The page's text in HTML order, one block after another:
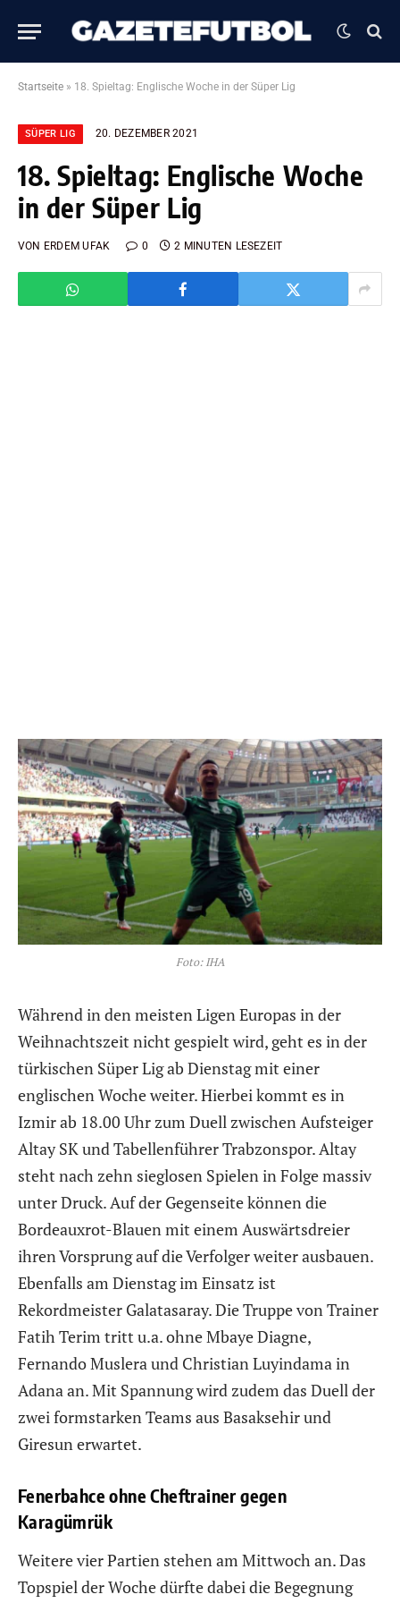
Startseite » 18. Spieltag: Englische Woche in der Süper Lig
SÜPER LIG 20. DEZEMBER 2021
18. Spieltag: Englische Woche
in der Süper Lig
VON ERDEM UFAK 0 2 MINUTEN LESEZEIT
Foto: IHA
Während in den meisten Ligen Europas in der
Weihnachtszeit nicht gespielt wird, geht es in der
türkischen Süper Lig ab Dienstag mit einer
englischen Woche weiter. Hierbei kommt es in
Izmir ab 18.00 Uhr zum Duell zwischen Aufsteiger
Altay SK und Tabellenführer Trabzonspor. Altay
steht nach zehn sieglosen Spielen in Folge massiv
unter Druck. Auf der Gegenseite können die
Bordeauxrot-Blauen mit einem Auswärtsdreier
ihren Vorsprung auf die Verfolger weiter ausbauen.
Ebenfalls am Dienstag im Einsatz ist
Rekordmeister Galatasaray. Die Truppe von Trainer
Fatih Terim tritt u.a. ohne Mbaye Diagne,
Fernando Muslera und Christian Luyindama in
Adana an. Mit Spannung wird zudem das Duell der
zwei formstarken Teams aus Basaksehir und
Giresun erwartet.
Fenerbahce ohne Cheftrainer gegen
Karagümrük
Weitere vier Partien stehen am Mittwoch an. Das
Topspiel der Woche dürfte dabei die Begegnung